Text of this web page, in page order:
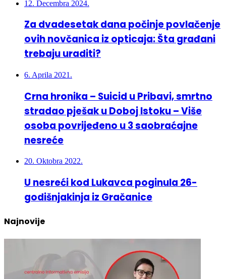
Za dvadesetak dana počinje povlačenje
ovih novčanica iz opticaja: Šta građani
trebaju uraditi?
6. Aprila 2021.
Crna hronika – Suicid u Pribavi, smrtno
stradao pješak u Doboj Istoku – Više
osoba povrijeđeno u 3 saobraćajne
nesreće
20. Oktobra 2022.
U nesreći kod Lukavca poginula 26-
godišnjakinja iz Gračanice
Najnovije